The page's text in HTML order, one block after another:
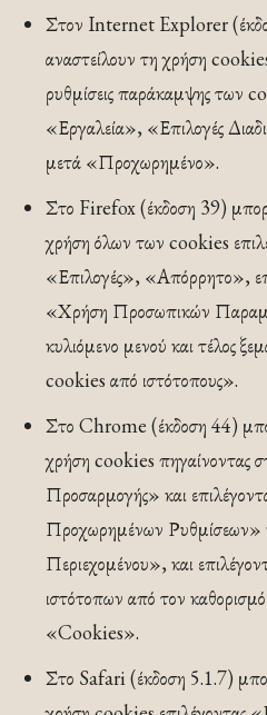
Στον Internet Explorer
αναστείλουν τη χρήση
ρυθμίσεις παράκαμψης των
«Εργαλεία», «Επιλογές
μετά «Προχωρημένο».
Στο Firefox (έκδοση 39)
χρήση όλων των cookies
«Επιλογές», «Απόρρητο»,
«Χρήση Προσωπικών
κυλιόμενο μενού και τέλος
cookies από ιστότοπους».
Στο Chrome (έκδοση 44)
χρήση cookies πηγαίνοντας
Προσαρμογής» και
Προχωρημένων Ρυθμίσεων»
Περιεχομένου», και
ιστότοπων από τον
«Cookies».
Στο Safari (έκδοση 5.1.7)